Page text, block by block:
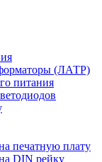
(ЛАТР)
питания
печатную плату
DIN рейку